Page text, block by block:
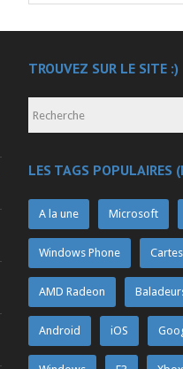
TROUVEZ SUR LE SITE :)
LES TAGS POPULAIRES
A la une Microsoft
Windows Phone
AMD Radeon
Android iOS